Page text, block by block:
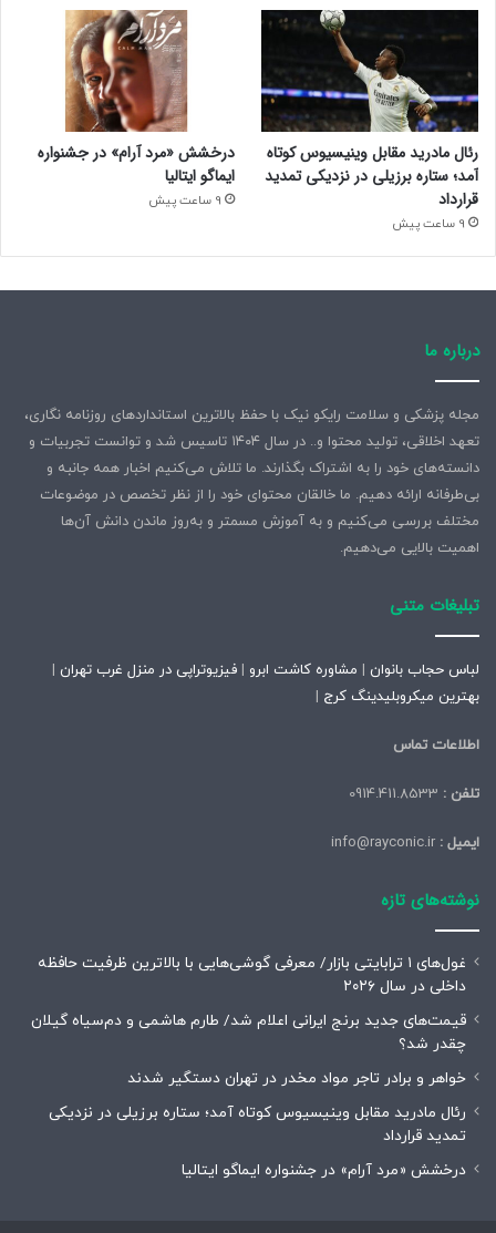
رئال مادرید مقابل وینیسیوس کوتاه
آمد؛ ستاره برزیلی در نزدیکی تمدید
قرارداد
9 ساعت پیش
درخشش «مرد آرام» در جشنواره
ایماگو ایتالیا
9 ساعت پیش
درباره ما
مجله پزشکی و سلامت رایکو نیک با حفظ بالاترین استانداردهای روزنامه نگاری،
تعهد اخلاقی، تولید محتوا و.. در سال ۱۴۰۴ تاسیس شد و توانست تجربیات و
دانسته‌های خود را به اشتراک بگذارند. ما تلاش می‌کنیم اخبار همه جانبه و
بی‌طرفانه ارائه دهیم. ما خالقان محتوای خود را از نظر تخصص در موضوعات
مختلف بررسی می‌کنیم و به آموزش مسمتر و به‌روز ماندن دانش آن‌ها
اهمیت بالایی می‌دهیم.
تبلیغات متنی
لباس حجاب بانوان | مشاوره کاشت ابرو | فیزیوتراپی در منزل غرب تهران |
بهترین میکروبلیدینگ کرج |
اطلاعات تماس
تلفن :
ایمیل :
نوشته‌های تازه
غول‌های ۱ ترابایتی بازار/ معرفی گوشی‌هایی با بالاترین ظرفیت حافظه
داخلی در سال ۲۰۲۶
قیمت‌های جدید برنج ایرانی اعلام شد/ طارم هاشمی و دم‌سیاه گیلان
چقدر شد؟
خواهر و برادر تاجر مواد مخدر در تهران دستگیر شدند
رئال مادرید مقابل وینیسیوس کوتاه آمد؛ ستاره برزیلی در نزدیکی
تمدید قرارداد
درخشش «مرد آرام» در جشنواره ایماگو ایتالیا